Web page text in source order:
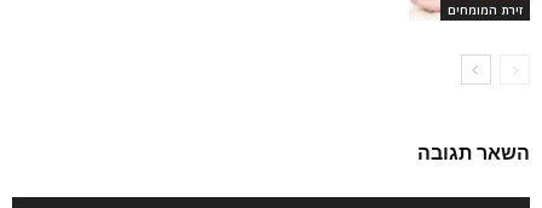
זירת המומחים
השאר תגובה